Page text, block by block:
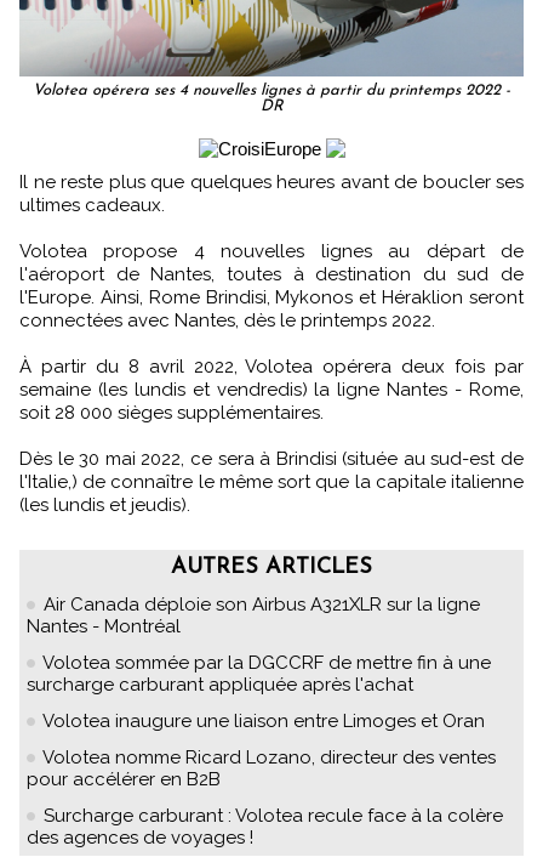
Volotea opérera ses 4 nouvelles lignes à partir du printemps 2022 -
DR
Il ne reste plus que quelques heures avant de boucler ses
ultimes cadeaux.
Volotea propose 4 nouvelles lignes au départ de
l'aéroport de Nantes, toutes à destination du sud de
l'Europe. Ainsi, Rome Brindisi, Mykonos et Héraklion seront
connectées avec Nantes, dès le printemps 2022.
À partir du 8 avril 2022, Volotea opérera deux fois par
semaine (les lundis et vendredis) la ligne Nantes - Rome,
soit 28 000 sièges supplémentaires.
Dès le 30 mai 2022, ce sera à Brindisi (située au sud-est de
l'Italie,) de connaître le même sort que la capitale italienne
(les lundis et jeudis).
AUTRES ARTICLES
Air Canada déploie son Airbus A321XLR sur la ligne
Nantes - Montréal
Volotea sommée par la DGCCRF de mettre fin à une
surcharge carburant appliquée après l'achat
Volotea inaugure une liaison entre Limoges et Oran
Volotea nomme Ricard Lozano, directeur des ventes
pour accélérer en B2B
Surcharge carburant : Volotea recule face à la colère
des agences de voyages !